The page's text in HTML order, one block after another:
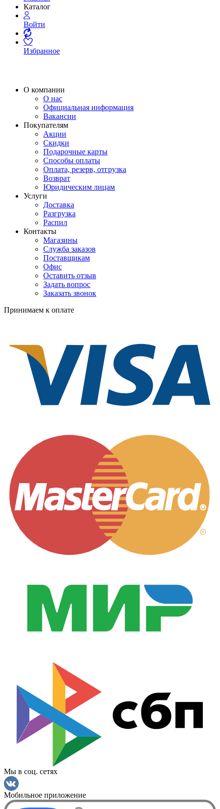
Каталог
Войти
Избранное
О компании
О нас
Официальная информация
Вакансии
Покупателям
Акции
Скидки
Подарочные карты
Способы оплаты
Оплата, резерв, отгрузка
Возврат
Юридическим лицам
Услуги
Доставка
Разгрузка
Распил
Контакты
Магазины
Служба заказов
Поставщикам
Офис
Оставить отзыв
Задать вопрос
Заказать звонок
Принимаем к оплате
Мы в соц. сетях
Мобильное приложение